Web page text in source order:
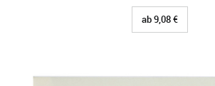
ab 9,08 €